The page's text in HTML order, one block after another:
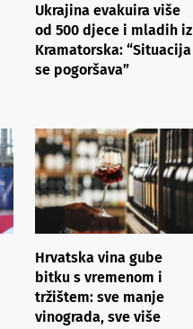
Ukrajina evakuira više
od 500 djece i mladih iz
Kramatorska: “Situacija
se pogoršava”
Hrvatska vina gube
bitku s vremenom i
tržištem: sve manje
vinograda, sve više